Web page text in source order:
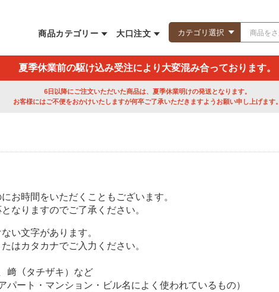
商品カテゴリー 大口注文
夏季休業前の駆け込み受注により大変混み合っております。
6日以降にご注文いただいた商品は、夏季休業明けの発送となります。
お客様にはご不便をおかけいたしますが何卒ご了承いただきますようお願い申し上げます。
お時間をいただくこともございます。
なりますのでご了承ください。
い文字があります。
はカタカナでご入力ください。
﨑（タチザキ）など
ト・マンション・ビル名によく使われているもの）